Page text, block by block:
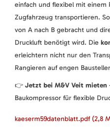
einfach und flexibel mit einem
Zugfahrzeug transportieren.
von A nach B gebracht und
Druckluft benötigt wird. Die
erleichtern nicht nur den
Rangieren auf engen
👉 Jetzt bei M&V Veit mieten
Baukompressor für flexible
kaeserm59datenblatt.pdf (2,8